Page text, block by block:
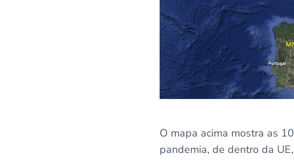
O mapa acima mostra as
pandemia, de dentro da